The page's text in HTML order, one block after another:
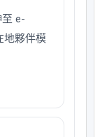
e-
地夥伴模